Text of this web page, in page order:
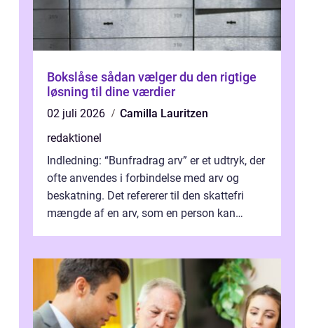
Bokslåse sådan vælger du den rigtige
løsning til dine værdier
02 juli 2026
Camilla Lauritzen
redaktionel
Indledning: “Bunfradrag arv” er et udtryk, der
ofte anvendes i forbindelse med arv og
beskatning. Det refererer til den skattefri
mængde af en arv, som en person kan